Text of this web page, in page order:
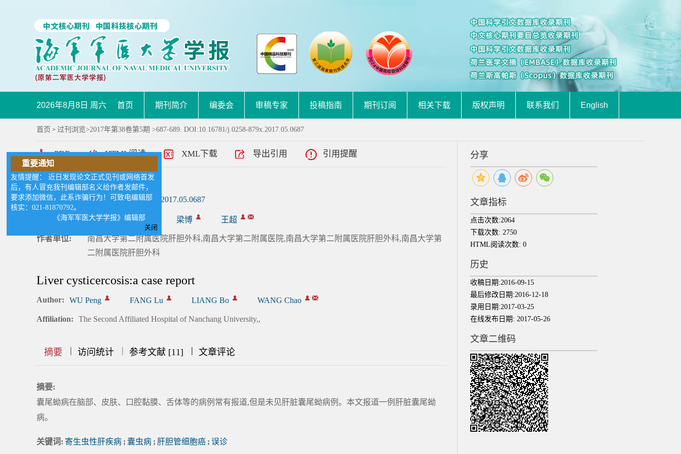
2026年8月8日 周六 首页 期刊简介 编委会 审稿专家 投稿指南 期刊订阅 相关下载 版权声明 联系我们 English
首页 > 过刊浏览>2017年第38卷第5期 >687-689. DOI:10.16781/j.0258-879x.2017.05.0687
PDF HTML阅读 XML下载 导出引用 引用提醒
肝脏囊尾蚴病1例报告
DOI: 10.16781/j.0258-879x.2017.05.0687
吴鹏 方路 梁博 王超
作者单位:
南昌大学第二附属医院肝胆外科,南昌大学第二附属医院,南昌大学第二附属医院肝胆外科,南昌大学第
二附属医院肝胆外科
Liver cysticercosis:a case report
Author: WU Peng FANG Lu LIANG Bo WANG Chao
Affiliation: The Second Affiliated Hospital of Nanchang University,,
摘要 || 访问统计 | 参考文献 [11] |||| 文章评论
摘要:
囊尾蚴病在脑部、皮肤、口腔黏膜、舌体等的病例常有报道,但是未见肝脏囊尾蚴病例。本文报道一例肝脏囊尾蚴
病。
关键词: 寄生虫性肝疾病 ; 囊虫病 ; 肝胆管细胞癌 ; 误诊
分享
文章指标
点击次数:2064
下载次数: 2750
HTML阅读次数: 0
历史
收稿日期:2016-09-15
最后修改日期:2016-12-18
录用日期:2017-03-25
在线发布日期: 2017-05-26
文章二维码
重要通知
友情提醒： 近日发现论文正式见刊或网络首发
后，有人冒充我刊编辑部名义给作者发邮件，
要求添加微信，此系诈骗行为！可致电编辑部
核实：021-81870792。
《海军军医大学学报》编辑部
关闭